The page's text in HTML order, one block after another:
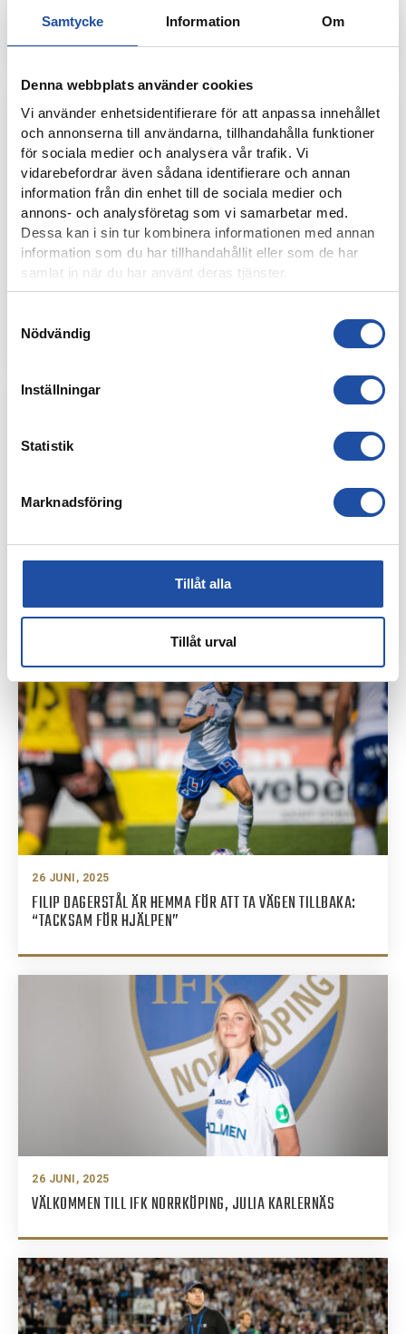
Samtycke Information Om
Denna webbplats använder cookies
Vi använder enhetsidentifierare för att anpassa innehållet
och annonserna till användarna, tillhandahålla funktioner
för sociala medier och analysera vår trafik. Vi
vidarebefordrar även sådana identifierare och annan
information från din enhet till de sociala medier och
annons- och analysföretag som vi samarbetar med.
Dessa kan i sin tur kombinera informationen med annan
information som du har tillhandahållit eller som de har
samlat in när du har använt deras tjänster.
Nödvändig
Inställningar
Statistik
Marknadsföring
Tillåt alla
Tillåt urval
SUPPORTERINFORMATION: DJURGÅRDENS IF-IFK
NORRKÖPING
27 JUNI, 2025
MOBERG KARLSSON: “INTE ALLS NÖJD, VILL GÖRA MÅL OCH
POÄNG VARJE MATCH”
MÅLVAKTER TRÄNAR MED IFK NORRKÖPING
26 JUNI, 2025
FILIP DAGERSTÅL ÄR HEMMA FÖR ATT TA VÄGEN TILLBAKA:
“TACKSAM FÖR HJÄLPEN”
26 JUNI, 2025
VÄLKOMMEN TILL IFK NORRKÖPING, JULIA KARLERNÄS